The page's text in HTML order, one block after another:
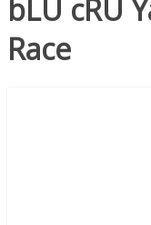
bLU cRU
Race